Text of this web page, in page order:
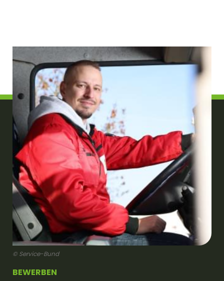
© Service-Bund
BEWERBEN